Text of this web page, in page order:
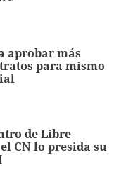
aprobar más
para mismo
de Libre
CN lo presida su